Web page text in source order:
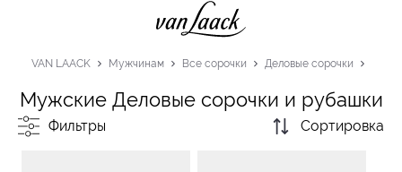
VAN LAACK Мужчинам Все сорочки Деловые сорочки
Мужские Деловые сорочки и рубашки
Фильтры Сортировка